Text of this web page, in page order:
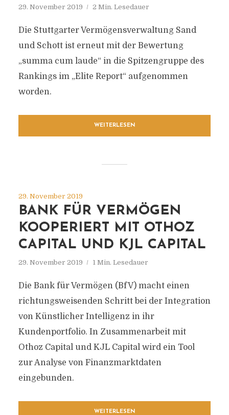
29. November 2019 2 Min. Lesedauer
Die Stuttgarter Vermögensverwaltung Sand
und Schott ist erneut mit der Bewertung
„summa cum laude“ in die Spitzengruppe des
Rankings im „Elite Report“ aufgenommen
worden.
WEITERLESEN
29. November 2019
BANK FÜR VERMÖGEN
KOOPERIERT MIT OTHOZ
CAPITAL UND KJL CAPITAL
29. November 2019 1 Min. Lesedauer
Die Bank für Vermögen (BfV) macht einen
richtungsweisenden Schritt bei der Integration
von Künstlicher Intelligenz in ihr
Kundenportfolio. In Zusammenarbeit mit
Othoz Capital und KJL Capital wird ein Tool
zur Analyse von Finanzmarktdaten
eingebunden.
WEITERLESEN